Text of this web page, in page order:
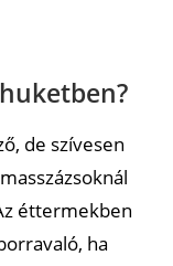
de szívesen
éttermekben
ha